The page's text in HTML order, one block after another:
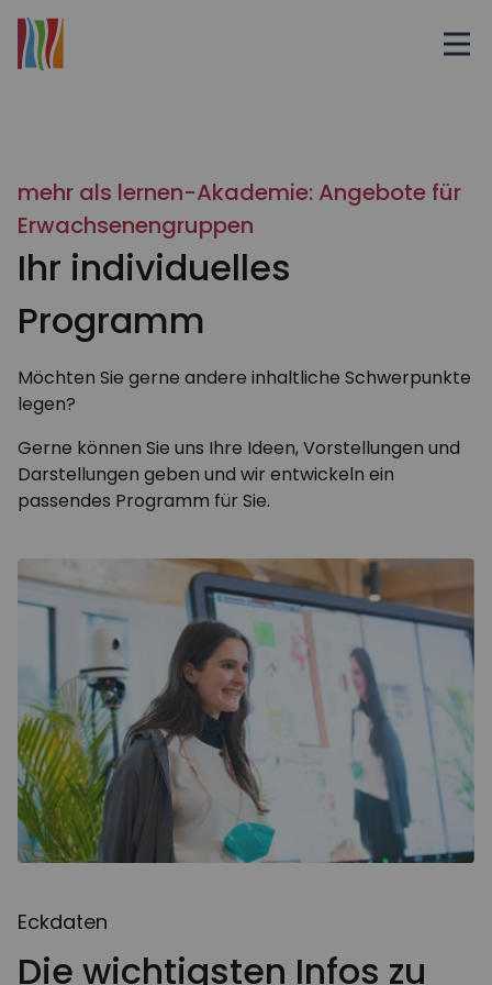
mehr als lernen-Akademie: Angebote für
Erwachsenengruppen
Ihr individuelles
Programm
Möchten Sie gerne andere inhaltliche Schwerpunkte
legen?
Gerne können Sie uns Ihre Ideen, Vorstellungen und
Darstellungen geben und wir entwickeln ein
passendes Programm für Sie.
Eckdaten
Die wichtigsten Infos zu